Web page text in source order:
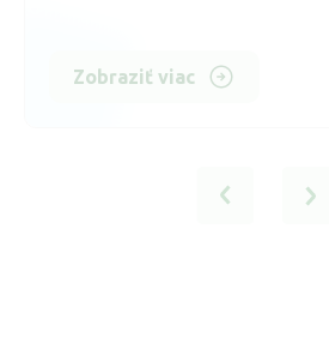
Zobraziť viac